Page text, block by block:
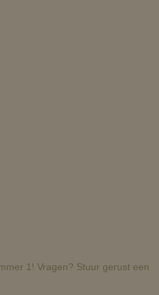
1! Vragen? Stuur gerust een